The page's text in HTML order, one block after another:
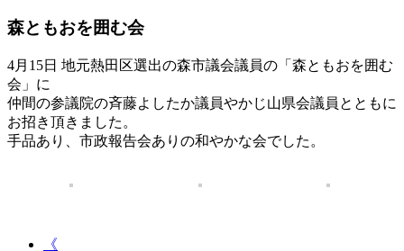
森ともおを囲む会
4月15日 地元熱田区選出の森市議会議員の「森ともおを囲む
会」に
仲間の参議院の斉藤よしたか議員やかじ山県会議員とともに
お招き頂きました。
手品あり、市政報告会ありの和やかな会でした。
《